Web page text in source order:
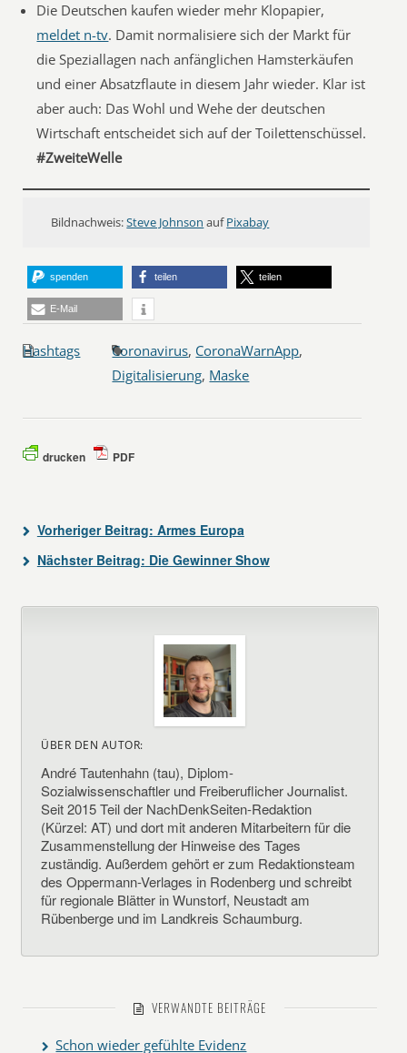
Die Deutschen kaufen wieder mehr Klopapier,
meldet n-tv. Damit normalisiere sich der Markt für
die Speziallagen nach anfänglichen Hamsterkäufen
und einer Absatzflaute in diesem Jahr wieder. Klar ist
aber auch: Das Wohl und Wehe der deutschen
Wirtschaft entscheidet sich auf der Toilettenschüssel.
#ZweiteWelle
Bildnachweis:Steve Johnson aufPixabay
spenden teilen teilen
E-Mail
Hashtags Coronavirus, CoronaWarnApp,
Digitalisierung, Maske
drucken PDF
Vorheriger Beitrag: Armes Europa
Nächster Beitrag: Die Gewinner Show
ÜBER DEN AUTOR:
André Tautenhahn (tau), Diplom-
Sozialwissenschaftler und Freiberuflicher Journalist.
Seit 2015 Teil der NachDenkSeiten-Redaktion
(Kürzel: AT) und dort mit anderen Mitarbeitern für die
Zusammenstellung der Hinweise des Tages
zuständig. Außerdem gehört er zum Redaktionsteam
des Oppermann-Verlages in Rodenberg und schreibt
für regionale Blätter in Wunstorf, Neustadt am
Rübenberge und im Landkreis Schaumburg.
VERWANDTE BEITRÄGE
Schon wieder gefühlte Evidenz